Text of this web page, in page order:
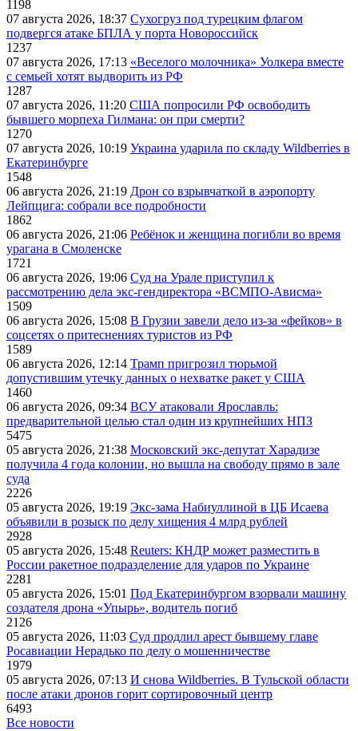
1198
07 августа 2026, 18:37 Сухогруз под турецким флагом
подвергся атаке БПЛА у порта Новороссийск
1237
07 августа 2026, 17:13 «Веселого молочника» Уолкера вместе
с семьей хотят выдворить из РФ
1287
07 августа 2026, 11:20 США попросили РФ освободить
бывшего морпеха Гилмана: он при смерти?
1270
07 августа 2026, 10:19 Украина ударила по складу Wildberries в
Екатеринбурге
1548
06 августа 2026, 21:19 Дрон со взрывчаткой в аэропорту
Лейпцига: собрали все подробности
1862
06 августа 2026, 21:06 Ребёнок и женщина погибли во время
урагана в Смоленске
1721
06 августа 2026, 19:06 Суд на Урале приступил к
рассмотрению дела экс-гендиректора «ВСМПО-Ависма»
1509
06 августа 2026, 15:08 В Грузии завели дело из-за «фейков» в
соцсетях о притеснениях туристов из РФ
1589
06 августа 2026, 12:14 Трамп пригрозил тюрьмой
допустившим утечку данных о нехватке ракет у США
1460
06 августа 2026, 09:34 ВСУ атаковали Ярославль:
предварительной целью стал один из крупнейших НПЗ
5475
05 августа 2026, 21:38 Московский экс-депутат Харадизе
получила 4 года колонии, но вышла на свободу прямо в зале
суда
2226
05 августа 2026, 19:19 Экс-зама Набиуллиной в ЦБ Исаева
объявили в розыск по делу хищения 4 млрд рублей
2928
05 августа 2026, 15:48 Reuters: КНДР может разместить в
России ракетное подразделение для ударов по Украине
2281
05 августа 2026, 15:01 Под Екатеринбургом взорвали машину
создателя дрона «Упырь», водитель погиб
2126
05 августа 2026, 11:03 Суд продлил арест бывшему главе
Росавиации Нерадько по делу о мошенничестве
1979
05 августа 2026, 07:13 И снова Wildberries. В Тульской области
после атаки дронов горит сортировочный центр
6493
Все новости